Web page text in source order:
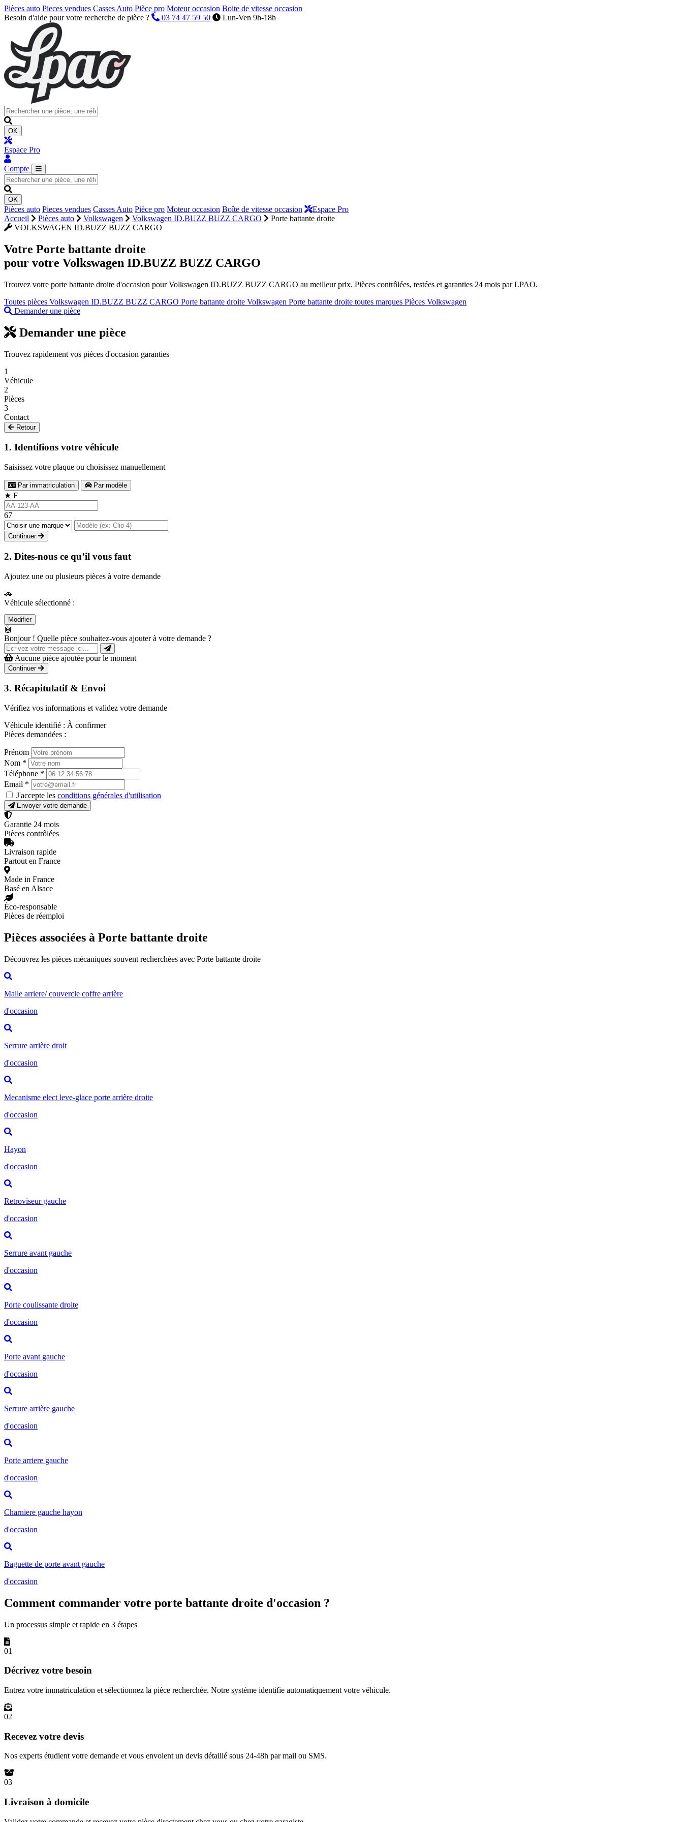
Pièces auto Pieces vendues Casses Auto Pièce pro Moteur occasion Boite de vitesse occasion
Besoin d'aide pour votre recherche de pièce ?
03 74 47 59 50 Lun-Ven 9h-18h
OK
Espace Pro
Compte
OK
Pièces auto Pieces vendues Casses Auto Pièce pro Moteur occasion Boîte de vitesse occasion
Espace Pro
Accueil
Pièces auto Volkswagen Volkswagen ID.BUZZ BUZZ CARGO
Porte battante droite
VOLKSWAGEN ID.BUZZ BUZZ CARGO
Votre Porte battante droite
pour votre Volkswagen ID.BUZZ BUZZ CARGO
Trouvez votre porte battante droite d'occasion pour Volkswagen ID.BUZZ BUZZ CARGO au meilleur prix. Pièces contrôlées, testées et garanties 24 mois par LPAO.
Toutes pièces Volkswagen ID.BUZZ BUZZ CARGO Porte battante droite Volkswagen Porte battante droite toutes marques Pièces Volkswagen
Demander une pièce
Demander une pièce
Trouvez rapidement vos pièces d'occasion garanties
1
Véhicule
2
Pièces
3
Contact
Retour
1. Identifions votre véhicule
Saisissez votre plaque ou choisissez manuellement
Par immatriculation Par modèle
★ F
67
Continuer
2. Dites-nous ce qu’il vous faut
Ajoutez une ou plusieurs pièces à votre demande
🚗
Véhicule sélectionné :
Modifier
🤖
Bonjour ! Quelle pièce souhaitez-vous ajouter à votre demande ?
Aucune pièce ajoutée pour le moment
Continuer
3. Récapitulatif & Envoi
Vérifiez vos informations et validez votre demande
Véhicule identifié : À confirmer
Pièces demandées :
Prénom
Nom *
Téléphone *
Email *
J'accepte les conditions générales d'utilisation
Envoyer votre demande
Garantie 24 mois
Pièces contrôlées
Livraison rapide
Partout en France
Made in France
Basé en Alsace
Éco-responsable
Pièces de réemploi
Pièces associées à Porte battante droite
Découvrez les pièces mécaniques souvent recherchées avec Porte battante droite
Malle arriere/ couvercle coffre arrière
d'occasion
Serrure arrière droit
d'occasion
Mecanisme elect leve-glace porte arrière droite
d'occasion
Hayon
d'occasion
Retroviseur gauche
d'occasion
Serrure avant gauche
d'occasion
Porte coulissante droite
d'occasion
Porte avant gauche
d'occasion
Serrure arrière gauche
d'occasion
Porte arriere gauche
d'occasion
Charniere gauche hayon
d'occasion
Baguette de porte avant gauche
d'occasion
Comment commander votre porte battante droite d'occasion ?
Un processus simple et rapide en 3 étapes
01
Décrivez votre besoin
Entrez votre immatriculation et sélectionnez la pièce recherchée. Notre système identifie automatiquement votre véhicule.
02
Recevez votre devis
Nos experts étudient votre demande et vous envoient un devis détaillé sous 24-48h par mail ou SMS.
03
Livraison à domicile